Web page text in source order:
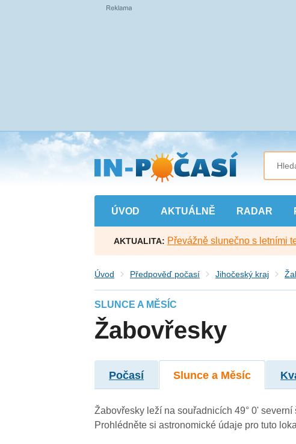
Přejít
na
hlavní
obsah
ÚVOD AKTUÁLNĚ RADAR
AKTUALITA: Převážně slunečno s letními
Úvod Předpověď počasí Jihočeský kraj
SLUNCE A MĚSÍC
Žabovřesky
Počasí Slunce a Měsíc
Žabovřesky leží na souřadnicích 49° 0'
Prohlédněte si astronomické údaje pro tuto